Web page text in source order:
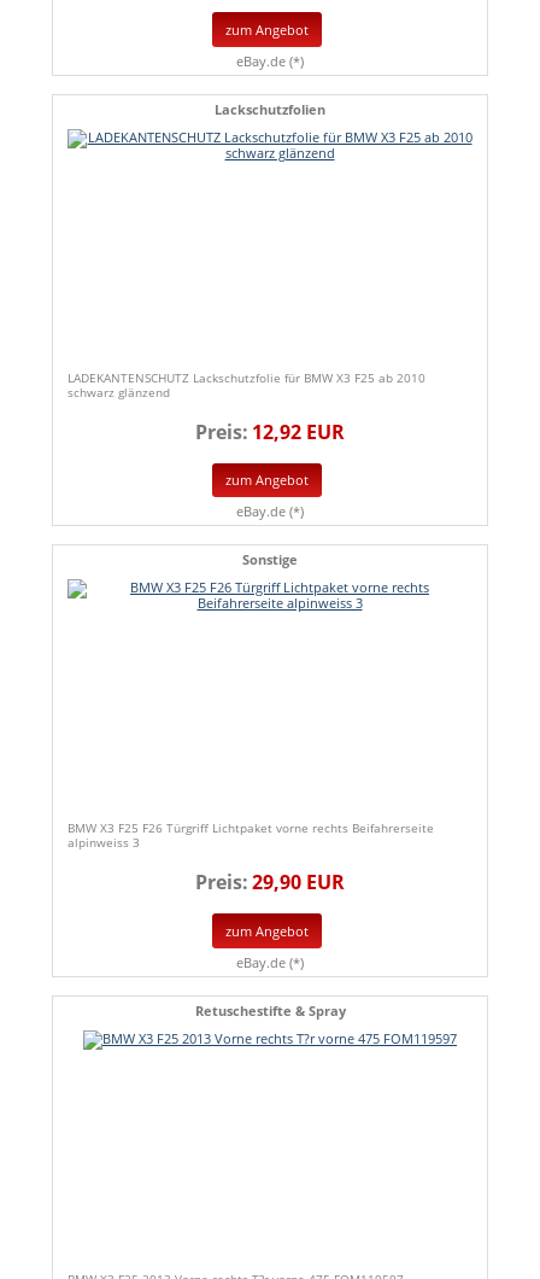
zum Angebot
eBay.de (*)
Lackschutzfolien
LADEKANTENSCHUTZ Lackschutzfolie für BMW X3 F25 ab 2010
schwarz glänzend
Preis: 12,92 EUR
zum Angebot
eBay.de (*)
Sonstige
BMW X3 F25 F26 Türgriff Lichtpaket vorne rechts Beifahrerseite
alpinweiss 3
Preis:29,90 EUR
zum Angebot
eBay.de (*)
Retuschestifte & Spray